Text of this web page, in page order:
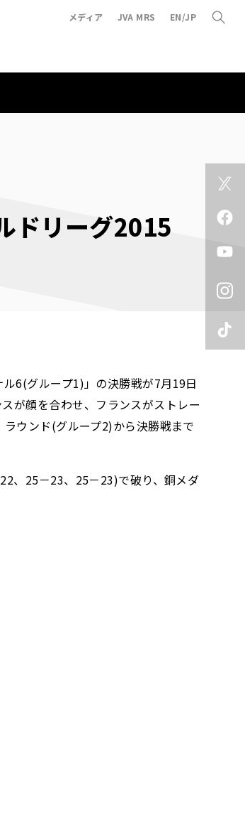
メディア JVA MRS EN/JP
ドリーグ2015
6(グループ1)」の決勝戦が7月19日
が顔を合わせ、フランスがストレー
ウンド(グループ2)から決勝戦まで
、25－23、25－23)で破り、銅メダ